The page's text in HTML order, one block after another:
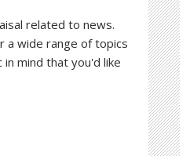
related to news.
a wide range of topics
mind that you'd like